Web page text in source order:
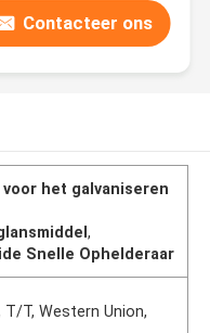
Contacteer ons
voor het galvaniseren
,
Snelle Ophelderaar
T/T, Western Union,